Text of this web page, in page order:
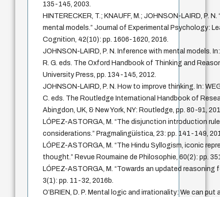
135-145, 2003.
HINTERECKER, T.; KNAUFF, M.; JOHNSON-LAIRD, P.
mental models.” Journal of Experimental Psychology:
Cognition, 42(10): pp. 1606-1620, 2016.
JOHNSON-LAIRD, P. N. Inference with mental models.
R. G. eds. The Oxford Handbook of Thinking and
University Press, pp. 134-145, 2012.
JOHNSON-LAIRD, P. N. How to improve thinking. In:
C. eds. The Routledge International Handbook of
Abingdon, UK, & New York, NY: Routledge, pp. 80-91,
LÓPEZ-ASTORGA, M. “The disjunction introduction
considerations.” Pragmalingüística, 23: pp. 141-149,
LÓPEZ-ASTORGA, M. “The Hindu Syllogism, iconic
thought.” Revue Roumaine de Philosophie, 60(2): pp.
LÓPEZ-ASTORGA, M. “Towards an updated reasoning
3(1): pp. 11-32, 2016b.
O’BRIEN, D. P. Mental logic and irrationality: We can